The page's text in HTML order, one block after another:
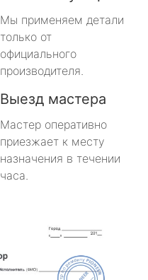
Мы применяем детали
только от
официального
производителя.
Выезд мастера
Мастер оперативно
приезжает к месту
назначения в течении
часа.